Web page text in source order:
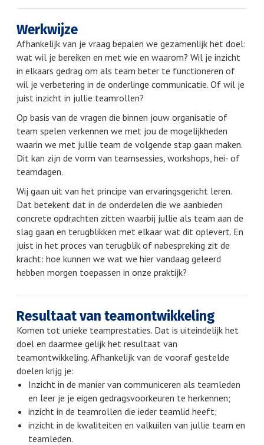
Werkwijze
Afhankelijk van je vraag bepalen we gezamenlijk het doel:
wat wil je bereiken en met wie en waarom? Wil je inzicht
in elkaars gedrag om als team beter te functioneren of
wil je verbetering in de onderlinge communicatie. Of wil je
juist inzicht in jullie teamrollen?
Op basis van de vragen die binnen jouw organisatie of
team spelen verkennen we met jou de mogelijkheden
waarin we met jullie team de volgende stap gaan maken.
Dit kan zijn de vorm van teamsessies, workshops, hei- of
teamdagen.
Wij gaan uit van het principe van ervaringsgericht leren.
Dat betekent dat in de onderdelen die we aanbieden
concrete opdrachten zitten waarbij jullie als team aan de
slag gaan en terugblikken met elkaar wat dit oplevert. En
juist in het proces van terugblik of nabespreking zit de
kracht: hoe kunnen we wat we hier vandaag geleerd
hebben morgen toepassen in onze praktijk?
Resultaat van teamontwikkeling
Komen tot unieke teamprestaties. Dat is uiteindelijk het
doel en daarmee gelijk het resultaat van
teamontwikkeling. Afhankelijk van de vooraf gestelde
doelen krijg je:
Inzicht in de manier van communiceren als teamleden
en leer je je eigen gedragsvoorkeuren te herkennen;
inzicht in de teamrollen die ieder teamlid heeft;
inzicht in de kwaliteiten en valkuilen van jullie team en
teamleden.